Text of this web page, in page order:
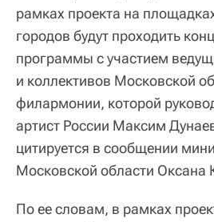
рамках проекта на
городов будут проходить
программы с участием
и коллективов Московской
филармонии, которой
артист России Максим
цитируется в сообщении
Московской области Оксана
По ее словам, в рамках